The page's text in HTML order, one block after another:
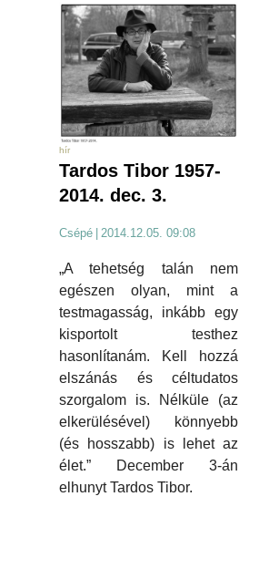
hír
Tardos Tibor 1957-
2014. dec. 3.
Csépé 2014.12.05. 09:08
„A tehetség talán nem
egészen olyan, mint a
testmagasság, inkább egy
kisportolt testhez
hasonlítanám. Kell hozzá
elszánás és céltudatos
szorgalom is. Nélküle (az
elkerülésével) könnyebb
(és hosszabb) is lehet az
élet.” December 3-án
elhunyt Tardos Tibor.